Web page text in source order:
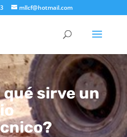
mllcf@hotmail.com
qué sirve un